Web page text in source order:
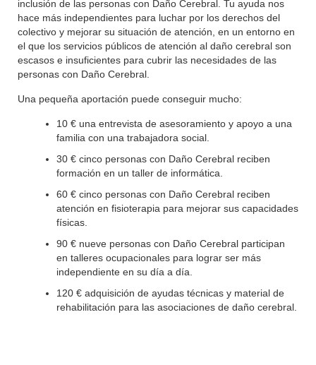
inclusión de las personas con Daño Cerebral. Tu ayuda nos
hace más independientes para luchar por los derechos del
colectivo y mejorar su situación de atención, en un entorno en
el que los servicios públicos de atención al daño cerebral son
escasos e insuficientes para cubrir las necesidades de las
personas con Daño Cerebral.
Una pequeña aportación puede conseguir mucho:
10 € una entrevista de asesoramiento y apoyo a una
familia con una trabajadora social.
30 € cinco personas con Daño Cerebral reciben
formación en un taller de informática.
60 € cinco personas con Daño Cerebral reciben
atención en fisioterapia para mejorar sus capacidades
físicas.
90 € nueve personas con Daño Cerebral participan
en talleres ocupacionales para lograr ser más
independiente en su día a día.
120 € adquisición de ayudas técnicas y material de
rehabilitación para las asociaciones de daño cerebral.